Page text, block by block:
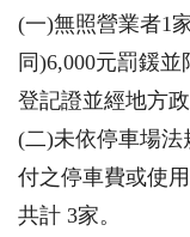
(一)無照營業者1
同)6,000元罰鍰
登記證並經地方
(二)未依停車場
付之停車費或使
共計 3家。